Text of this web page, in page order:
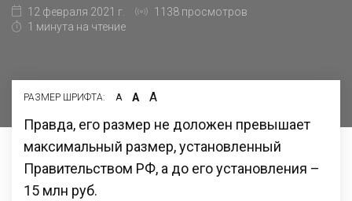
12 февраля 2021 г.
1138 просмотров
1 минута на чтение
РАЗМЕР ШРИФТА: А А А
Правда, его размер не доложен превышает
максимальный размер, установленный
Правительством РФ, а до его установления –
15 млн руб.